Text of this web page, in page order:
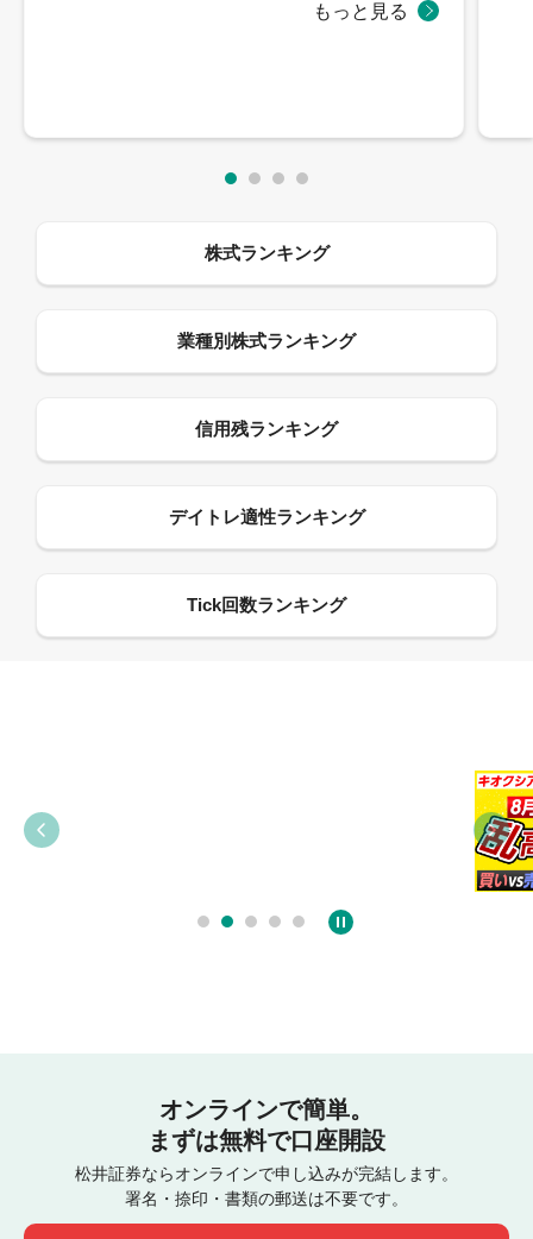
オンラインで簡単。
まずは無料で口座開設
松井証券ならオンラインで申し込みが完結します。
署名・捺印・書類の郵送は不要です。